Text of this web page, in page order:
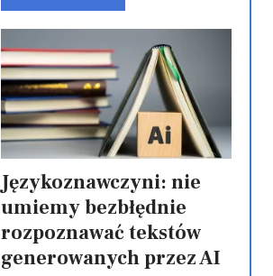
Językoznawczyni: nie
umiemy bezbłędnie
rozpoznawać tekstów
generowanych przez AI